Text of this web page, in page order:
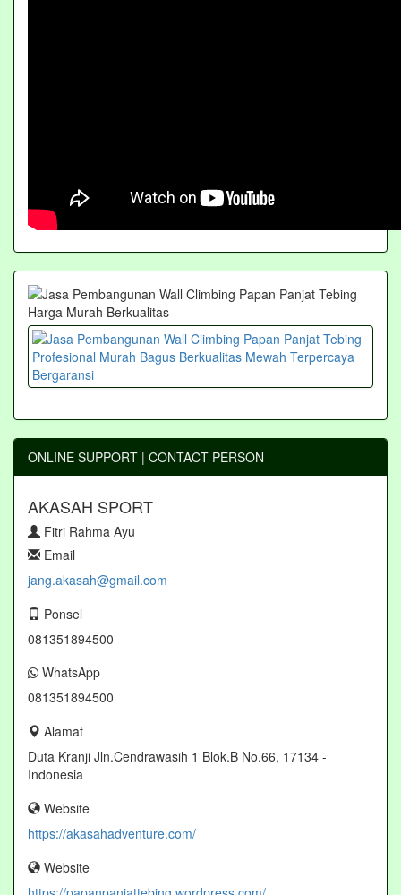
ONLINE SUPPORT | CONTACT PERSON
AKASAH SPORT
Fitri Rahma Ayu
Email
jang.akasah@gmail.com
Ponsel
081351894500
WhatsApp
081351894500
Alamat
Duta Kranji Jln.Cendrawasih 1 Blok.B No.66, 17134 -
Indonesia
Website
https://akasahadventure.com/
Website